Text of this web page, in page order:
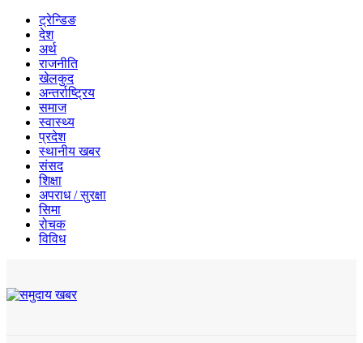
ट्रेन्डिङ
देश
अर्थ
राजनीति
खेलकुद
अन्तर्राष्ट्रिय
समाज
स्वास्थ्य
प्रदेश
स्थानीय खबर
संसद
शिक्षा
अपराध / सुरक्षा
सिमा
रोचक
विविध